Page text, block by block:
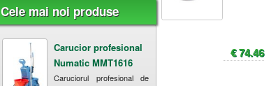
€ 74.46
Cele mai noi produse
Carucior profesional
Numatic MMT1616
Caruciorul profesional de